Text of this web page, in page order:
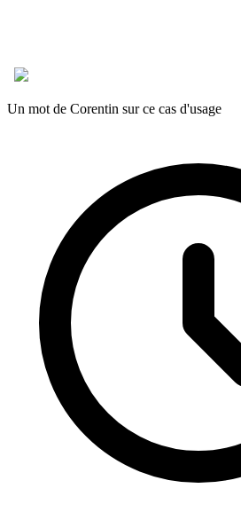
Un mot de Corentin sur ce cas d'usage